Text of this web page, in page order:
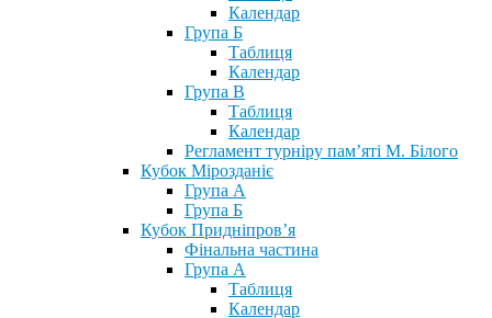
Календар
Група Б
Таблиця
Календар
Група В
Таблиця
Календар
Регламент турніру пам’яті М. Білого
Кубок Мірозданіє
Група А
Група Б
Кубок Придніпров’я
Фінальна частина
Група А
Таблиця
Календар